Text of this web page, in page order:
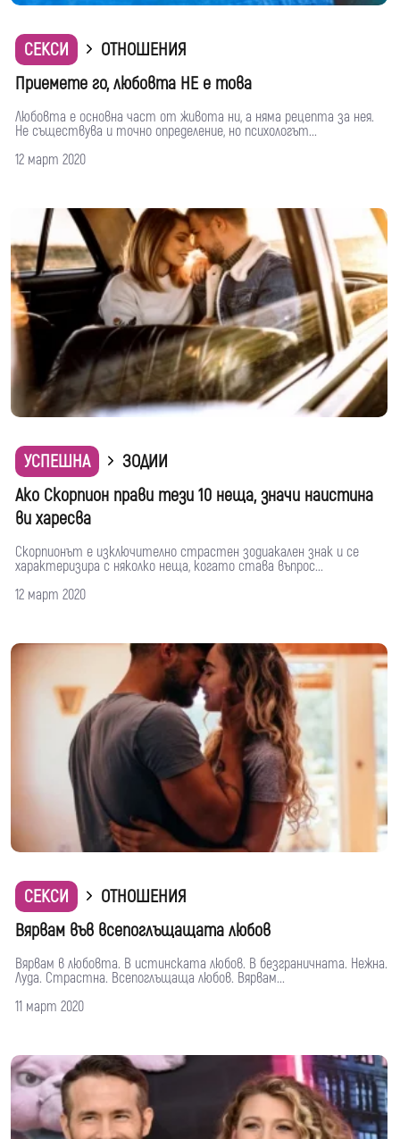
СЕКСИ
ОТНОШЕНИЯ
Приемете го, любовта НЕ е това
Любовта е основна част от живота ни, а няма рецепта за нея.
Не съществува и точно определение, но психологът...
12 март 2020
УСПЕШНА
ЗОДИИ
Ако Скорпион прави тези 10 неща, значи наистина
ви харесва
Скорпионът е изключително страстен зодиакален знак и се
характеризира с няколко неща, когато става въпрос...
12 март 2020
СЕКСИ
ОТНОШЕНИЯ
Вярвам във всепоглъщащата любов
Вярвам в любовта. В истинската любов. В безграничната. Нежна.
Луда. Страстна. Всепоглъщаща любов. Вярвам...
11 март 2020